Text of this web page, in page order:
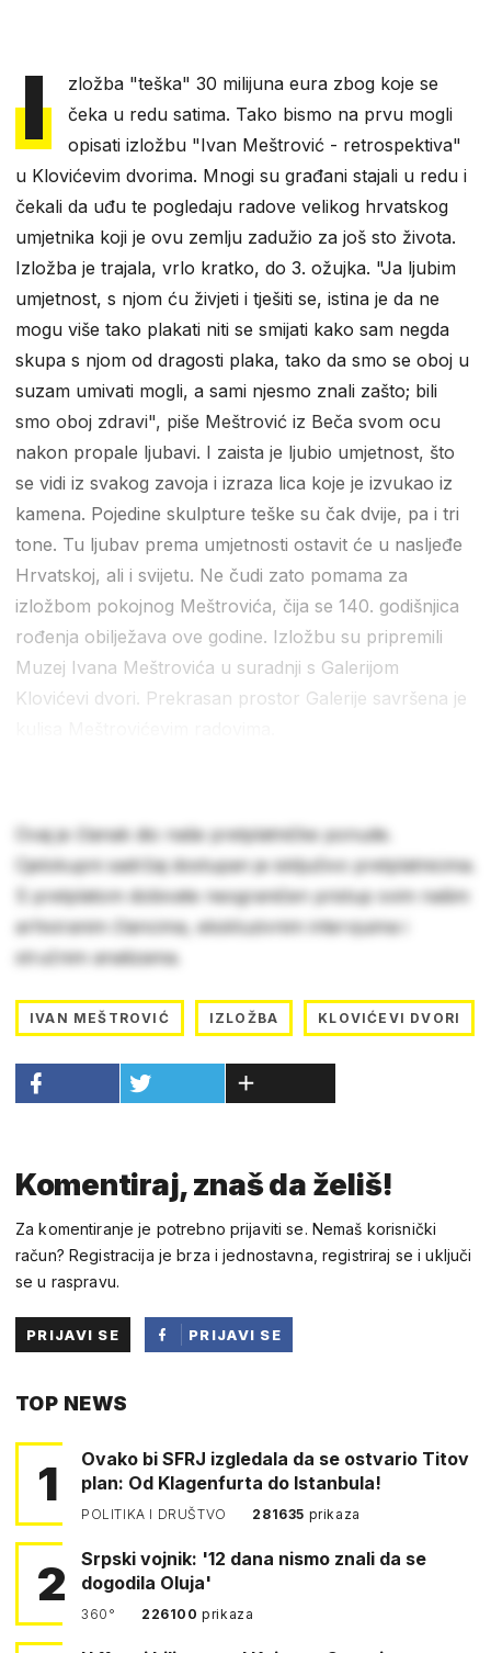
I
zložba "teška" 30 milijuna eura zbog koje se
čeka u redu satima. Tako bismo na prvu mogli
opisati izložbu "Ivan Meštrović - retrospektiva"
u Klovićevim dvorima. Mnogi su građani stajali u redu i
čekali da uđu te pogledaju radove velikog hrvatskog
umjetnika koji je ovu zemlju zadužio za još sto života.
Izložba je trajala, vrlo kratko, do 3. ožujka. "Ja ljubim
umjetnost, s njom ću živjeti i tješiti se, istina je da ne
mogu više tako plakati niti se smijati kako sam negda
skupa s njom od dragosti plaka, tako da smo se oboj u
suzam umivati mogli, a sami njesmo znali zašto; bili
smo oboj zdravi", piše Meštrović iz Beča svom ocu
nakon propale ljubavi. I zaista je ljubio umjetnost, što
se vidi iz svakog zavoja i izraza lica koje je izvukao iz
kamena. Pojedine skulpture teške su čak dvije, pa i tri
tone. Tu ljubav prema umjetnosti ostavit će u nasljeđe
Hrvatskoj, ali i svijetu. Ne čudi zato pomama za
izložbom pokojnog Meštrovića, čija se 140. godišnjica
rođenja obilježava ove godine. Izložbu su pripremili
Muzej Ivana Meštrovića u suradnji s Galerijom
Klovićevi dvori. Prekrasan prostor Galerije savršena je
Ovaj je članak dio naše pretplatničke ponude.
Cjelokupni sadržaj dostupan je isključivo pretplatnicima.
S pretplatom dobivate neograničen pristup svim našim
arhiviranim člancima, ekskluzivnim intervjuima i
stručnim analizama.
IVAN MEŠTROVIĆ IZLOŽBA KLOVIĆEVI DVORI
Komentiraj, znaš da želiš!
Za komentiranje je potrebno prijaviti se. Nemaš korisnički
račun? Registracija je brza i jednostavna, registriraj se i uključi
se u raspravu.
PRIJAVI SE
PRIJAVI SE
TOP NEWS
1
Ovako bi SFRJ izgledala da se ostvario Titov
plan: Od Klagenfurta do Istanbula!
POLITIKA I DRUŠTVO 281635 prikaza
2
Srpski vojnik: '12 dana nismo znali da se
dogodila Oluja'
360° 226100prikaza